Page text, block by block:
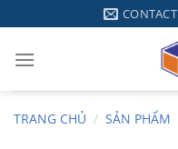
to
content
CONTACT
TRANG CHỦ / SẢN PHẨM